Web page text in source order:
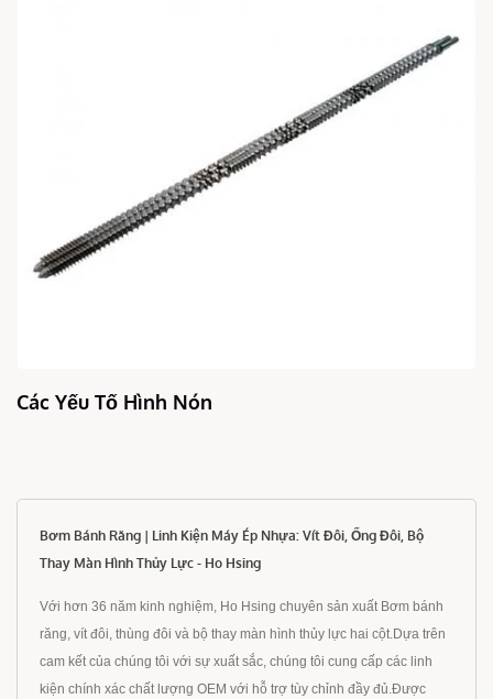
Các Yếu Tố Hình Nón
Bơm Bánh Răng | Linh Kiện Máy Ép Nhựa: Vít Đôi, Ống Đôi, Bộ
Thay Màn Hình Thủy Lực - Ho Hsing
Với hơn 36 năm kinh nghiệm, Ho Hsing chuyên sản xuất Bơm bánh
răng, vít đôi, thùng đôi và bộ thay màn hình thủy lực hai cột.Dựa trên
cam kết của chúng tôi với sự xuất sắc, chúng tôi cung cấp các linh
kiện chính xác chất lượng OEM với hỗ trợ tùy chỉnh đầy đủ.Được